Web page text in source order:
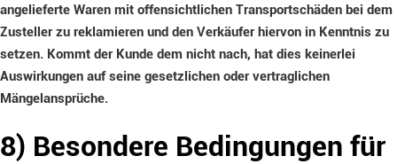
angelieferte Waren mit offensichtlichen Transportschäden bei dem
Zusteller zu reklamieren und den Verkäufer hiervon in Kenntnis zu
setzen. Kommt der Kunde dem nicht nach, hat dies keinerlei
Auswirkungen auf seine gesetzlichen oder vertraglichen
Mängelansprüche.
8) Besondere Bedingungen für